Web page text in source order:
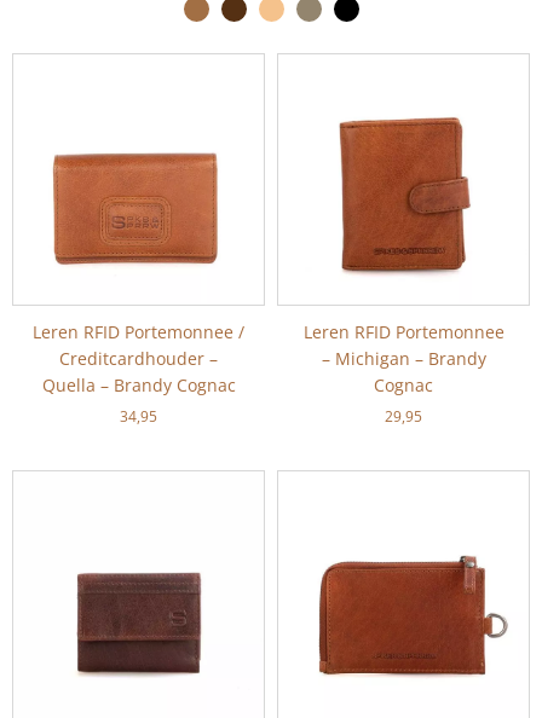
Leren RFID Portemonnee /
Creditcardhouder –
Quella – Brandy Cognac
34,95
Leren RFID Portemonnee
– Michigan – Brandy
Cognac
29,95